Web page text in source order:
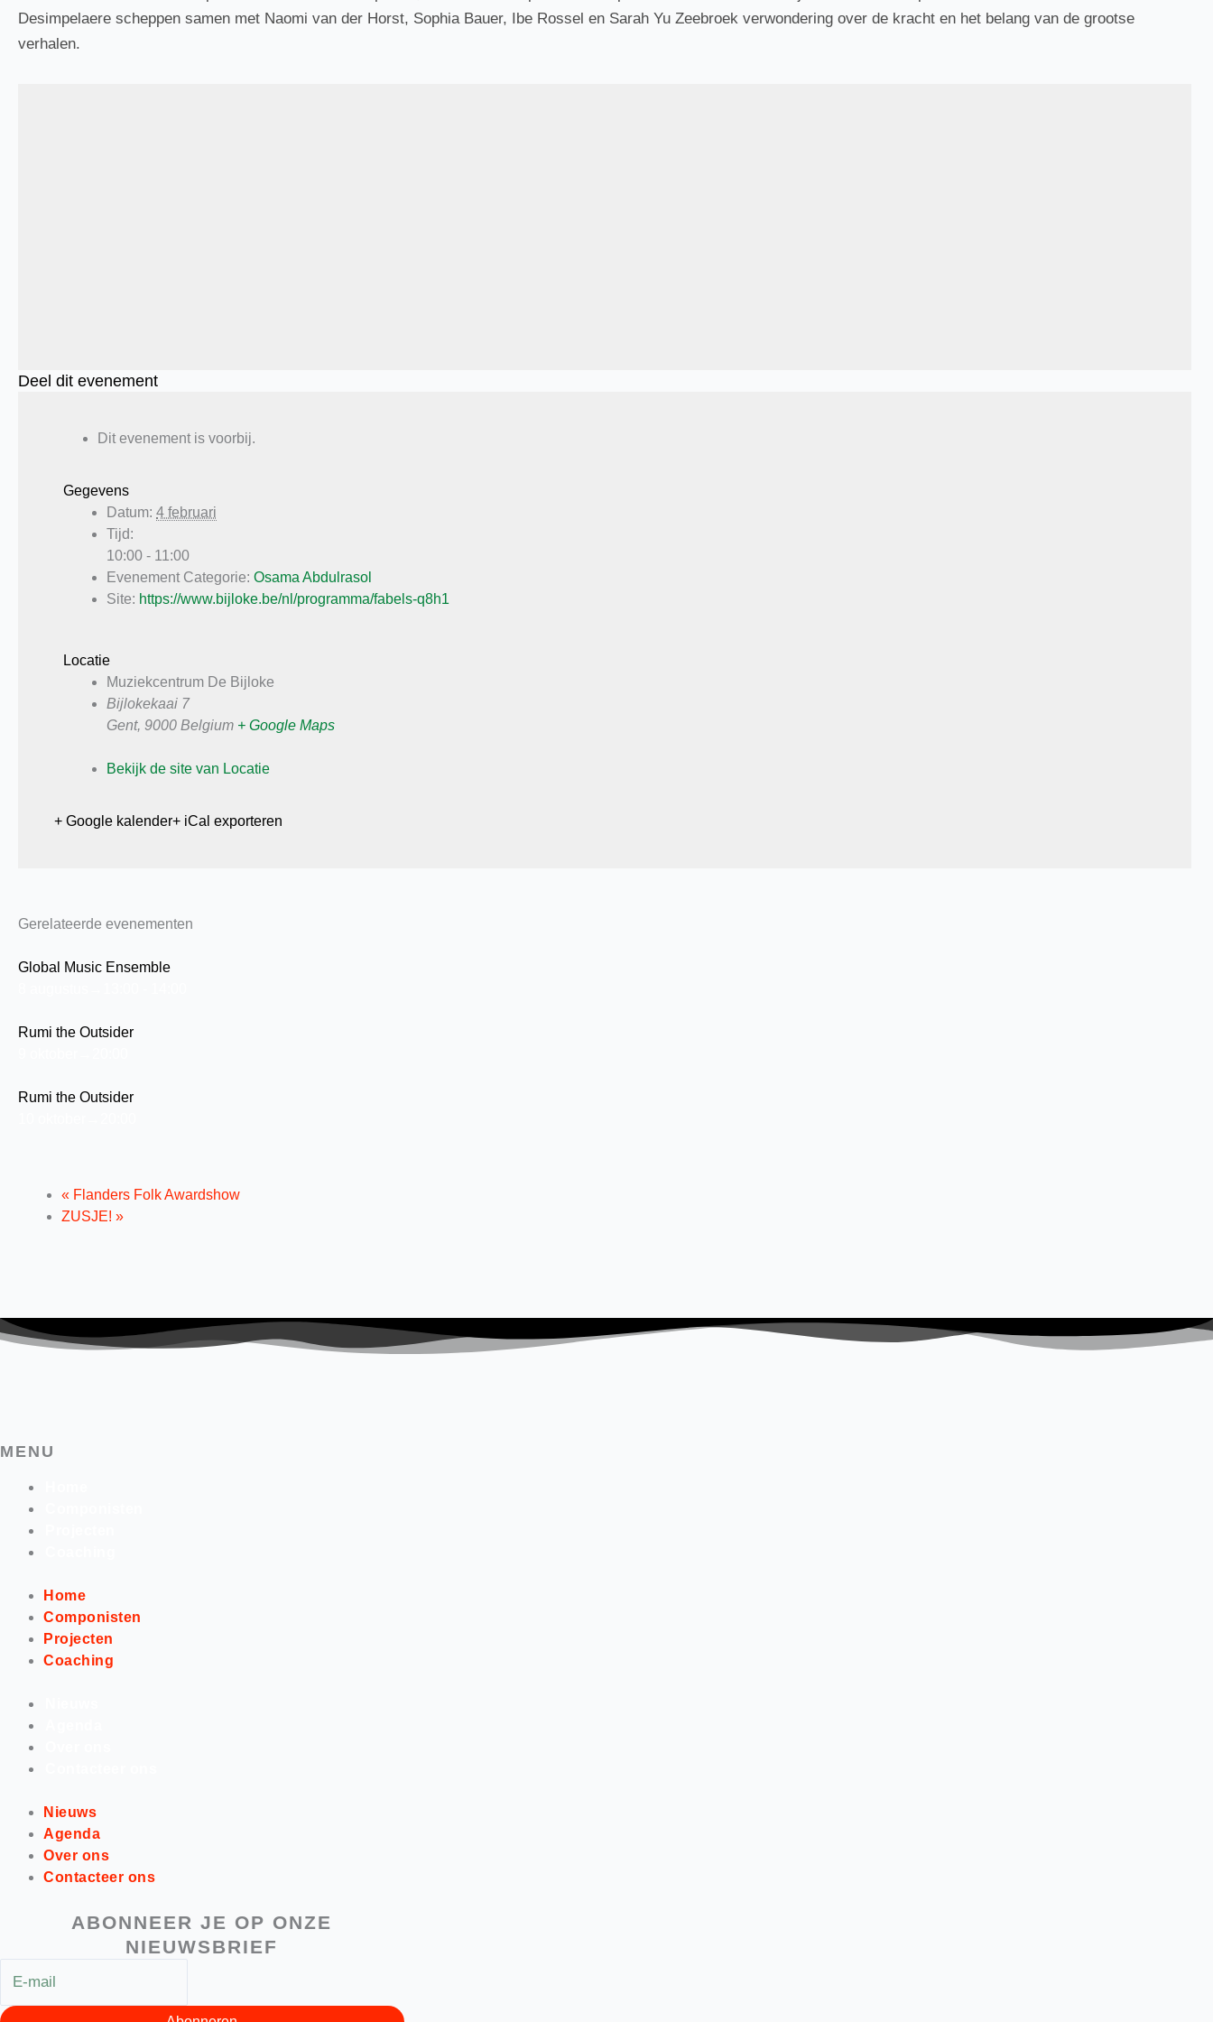
Desimpelaere scheppen samen met Naomi van der Horst, Sophia Bauer, Ibe Rossel en Sarah Yu Zeebroek verwondering over de kracht en het belang van de grootse
verhalen.
Deel dit evenement
Dit evenement is voorbij.
Gegevens
Datum: 4 februari
Tijd:
10:00 - 11:00
Evenement Categorie: Osama Abdulrasol
Site: https://www.bijloke.be/nl/programma/fabels-q8h1
Locatie
Muziekcentrum De Bijloke
Bijlokekaai 7
Gent, 9000 Belgium + Google Maps
Bekijk de site van Locatie
+ Google kalender+ iCal exporteren
Gerelateerde evenementen
Global Music Ensemble
Rumi the Outsider
Rumi the Outsider
« Flanders Folk Awardshow
ZUSJE! »
MENU
Home
Componisten
Projecten
Coaching
Nieuws
Agenda
Over ons
Contacteer ons
ABONNEER JE OP ONZE
NIEUWSBRIEF